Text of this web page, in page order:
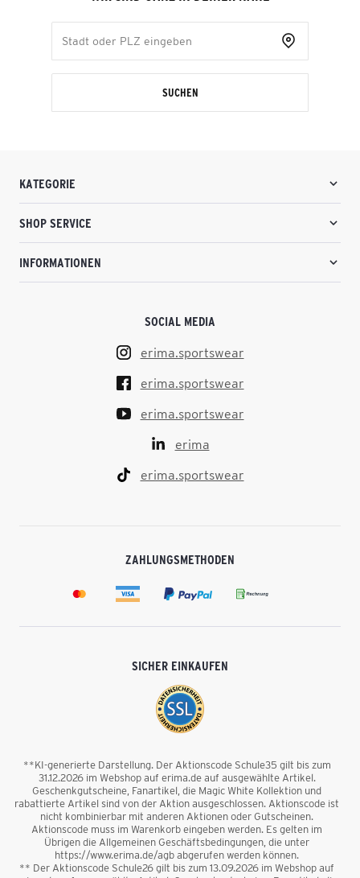
SUCHEN
KATEGORIE
SHOP SERVICE
INFORMATIONEN
SOCIAL MEDIA
erima.sportswear
erima.sportswear
erima.sportswear
erima
erima.sportswear
ZAHLUNGSMETHODEN
SICHER EINKAUFEN
**KI-generierte Darstellung. Der Aktionscode Schule35 gilt bis zum
31.12.2026 im Webshop auf erima.de auf ausgewählte Artikel.
Geschenkgutscheine, Fanartikel, die Magic White Kollektion und
rabattierte Artikel sind von der Aktion ausgeschlossen. Aktionscode ist
nicht kombinierbar mit anderen Aktionen oder Gutscheinen.
Aktionscode muss im Warenkorb eingeben werden. Es gelten im
Übrigen die Allgemeinen Geschäftsbedingungen, die unter
https://www.erima.de/agb abgerufen werden können.
** Der Aktionscode Schule26 gilt bis zum 13.09.2026 im Webshop auf